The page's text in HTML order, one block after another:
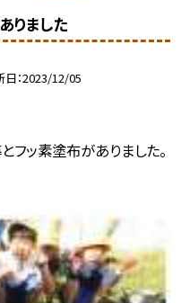
りました
日 2023/12/05
フッ素塗布がありました。